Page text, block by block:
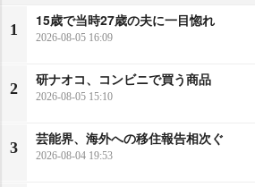
1
15歳で当時27歳の夫に一目惚れ
2026-08-05 16:09
2
研ナオコ、コンビニで買う商品
2026-08-05 15:10
3
芸能界、海外への移住報告相次ぐ
2026-08-04 19:53